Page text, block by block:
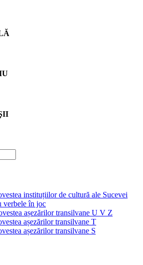
instituțiilor de cultură ale Sucevei
verbele în joc
așezărilor transilvane U V Z
așezărilor transilvane T
așezărilor transilvane S